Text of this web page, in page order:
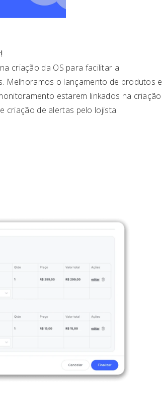
criação da OS para facilitar a
Melhoramos o lançamento de produtos e
estarem linkados na criação
criação de alertas pelo lojista.